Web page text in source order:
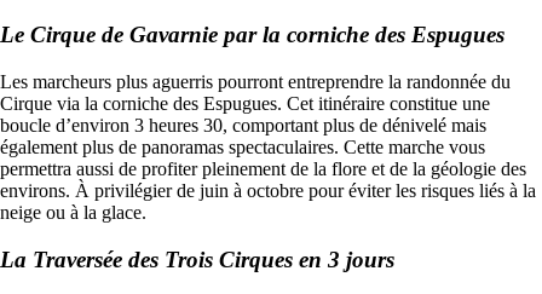
Le Cirque de Gavarnie par la corniche des Espugues
Les marcheurs plus aguerris pourront entreprendre la randonnée du
Cirque via la corniche des Espugues. Cet itinéraire constitue une
boucle d’environ 3 heures 30, comportant plus de dénivelé mais
également plus de panoramas spectaculaires. Cette marche vous
permettra aussi de profiter pleinement de la flore et de la géologie des
environs. À privilégier de juin à octobre pour éviter les risques liés à la
neige ou à la glace.
La Traversée des Trois Cirques en 3 jours